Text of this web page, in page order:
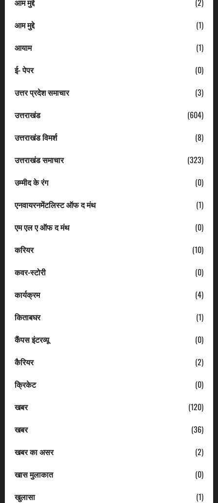
आम मुद्दे
(1)
आयाम
(1)
ई- पेपर
(0)
उत्तर प्रदेश समाचार
(3)
उत्तराखंड
(604)
उत्तराखंड विमर्श
(8)
उत्तराखंड समाचार
(323)
उम्मीद के रंग
(0)
एनवायरनमेंटलिस्ट ऑफ द मंथ
(1)
एम एल ए ऑफ द मंथ
(0)
करियर
(10)
कवर-स्टोरी
(0)
कार्यक्रम
(4)
किताबघर
(1)
कैंपस इंटरव्यू
(0)
कैरियर
(2)
क्रिकेट
(0)
खबर
(120)
खबर
(36)
खबर का असर
(2)
खास मुलाकात
(0)
खुलासा
(1)